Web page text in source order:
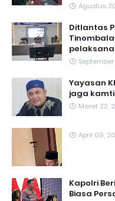
Agustus
Ditlantas
September
Yayasan
jaga
Maret 22,
April 09,
Kapolri
Biasa